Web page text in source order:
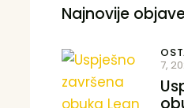
Najnovije
7,